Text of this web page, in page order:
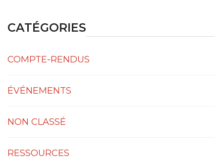
CATÉGORIES
COMPTE-RENDUS
ÉVÉNEMENTS
NON CLASSÉ
RESSOURCES